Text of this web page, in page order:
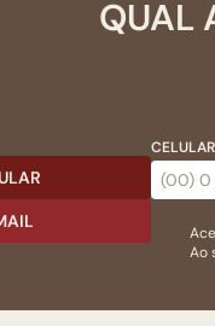
QUAL
Ao